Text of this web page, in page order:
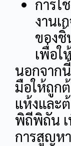
การใ
งานเ
ของชิ้
เพื่อใ
นอกจาก
มือให้ถูก
แห้งและ
พิถีพิถัน
การสูญห